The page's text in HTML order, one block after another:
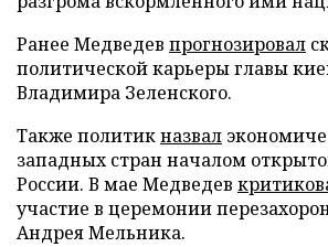
Ранее Медведев прогнозировал
политической карьеры главы
Владимира Зеленского.
Также политикназвал
западных стран началом
России. В мае Медведев
участие в церемонии
Андрея Мельника.